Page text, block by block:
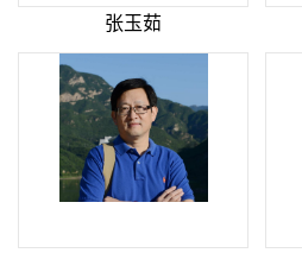
张玉茹